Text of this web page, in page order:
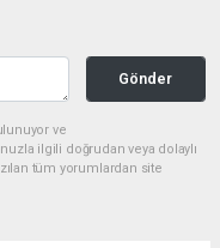
Gönder
ve
ilgili doğrudan veya dolaylı
tüm yorumlardan site